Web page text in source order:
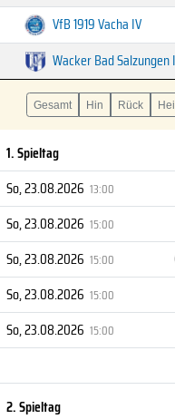
VfB 1919 Vacha IV
Wacker Bad Salzungen
Gesamt Hin Rück
1. Spieltag
So, 23.08.2026 13:00
So, 23.08.2026 15:00
So, 23.08.2026 15:00
So, 23.08.2026 15:00
So, 23.08.2026 15:00
2. Spieltag